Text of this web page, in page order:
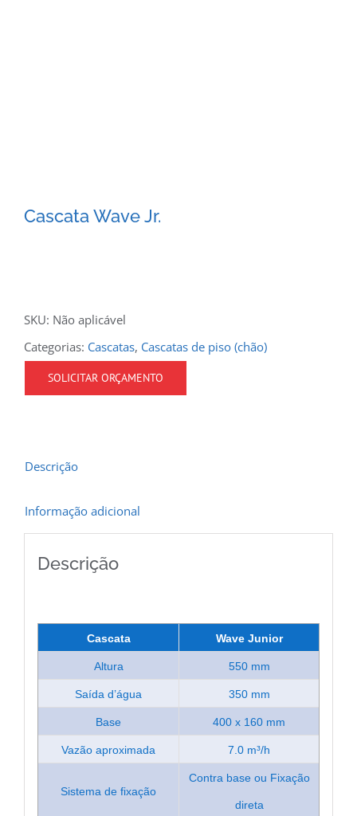
Cascata Wave Jr.
SKU: Não aplicável
Categorias: Cascatas, Cascatas de piso (chão)
SOLICITAR ORÇAMENTO
Descrição
Informação adicional
Descrição
Cascata Wave Junior
Altura 550 mm
Saída d’água 350 mm
Base 400 x 160 mm
Vazão aproximada 7.0 m³/h
Sistema de fixação
Contra base ou Fixação
direta